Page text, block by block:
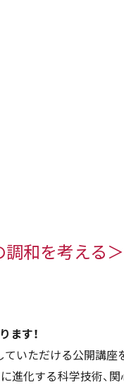
調和を考え
ます！
いただける公開講座
進化する科学技術、